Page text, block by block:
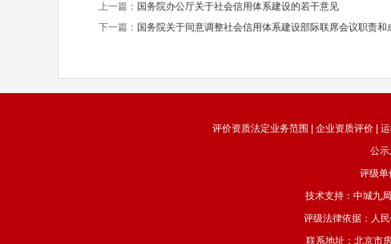
上一篇： 国务院办公厅关于社会信用体系建设的若干意见
下一篇： 国务院关于同意调整社会信用体系建设部际联席会议职责和
评价资质法定业务范围 | 企业资质评价 |
公
评级单
技术支持：中城九
评级法律依据：人
联系地址：北京市